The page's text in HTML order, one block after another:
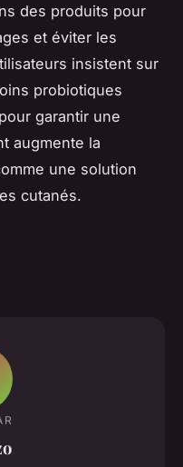
des produits pour
et éviter les
insistent sur
probiotiques
garantir une
augmente la
une solution
cutanés.